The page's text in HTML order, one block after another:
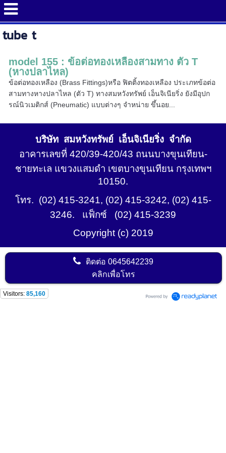
tube t
model 155 : ข้อต่อทองเหลืองสามทาง ตัว T
(หางปลาไหล)
ข้อต่อทองเหลือง (Brass Fittings)หรือ ฟิตติ้งทองเหลือง ประเภทข้อต่อ
สามทางหางปลาไหล (ตัว T) ทางสมหวังทรัพย์ เอ็นจิเนียริ่ง ยังมีอุปก
รณ์นิวเมติกส์ (Pneumatic) แบบต่างๆ จำหน่าย ขึ้นอย...
บริษัท สมหวังทรัพย์ เอ็นจิเนียริ่ง จำกัด
อาคารเลขที่ 420/39-420/43 ถนนบางขุนเทียน-
ชายทะเล แขวงแสมดำ เขตบางขุนเทียน กรุงเทพฯ
10150.
โทร. (02) 415-3241, (02) 415-3242, (02) 415-
3246. แฟ็กซ์ (02) 415-3239
Copyright (c) 2019
ติดต่อ0645642239
คลิกเพื่อโทร
Visitors: 85,160